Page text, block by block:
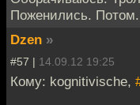
Поженились.
Dzen »
#57 | 14.09.12 19:25
Кому: kognitivische,